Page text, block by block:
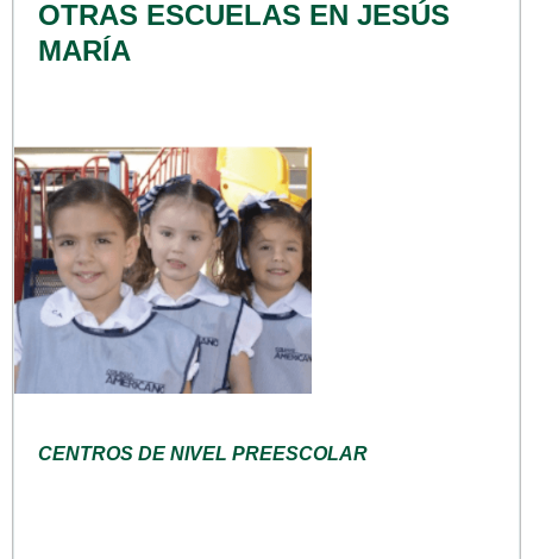
OTRAS ESCUELAS EN JESÚS
MARÍA
CENTROS DE NIVEL PREESCOLAR